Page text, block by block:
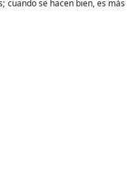
cuando se hacen bien, es más